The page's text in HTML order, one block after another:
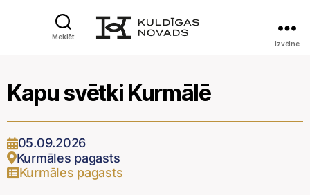
Meklēt
Izvēlne
Kapu svētki Kurmālē
05.09.2026
Kurmāles pagasts
Kurmāles pagasts